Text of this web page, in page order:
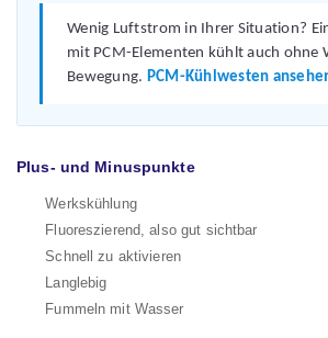
Wenig Luftstrom in Ihrer Situation?
mit PCM-Elementen kühlt auch ohne
Bewegung. PCM-Kühlwesten
Plus- und Minuspunkte
Werkskühlung
Fluoreszierend, also gut sichtbar
Schnell zu aktivieren
Langlebig
Fummeln mit Wasser